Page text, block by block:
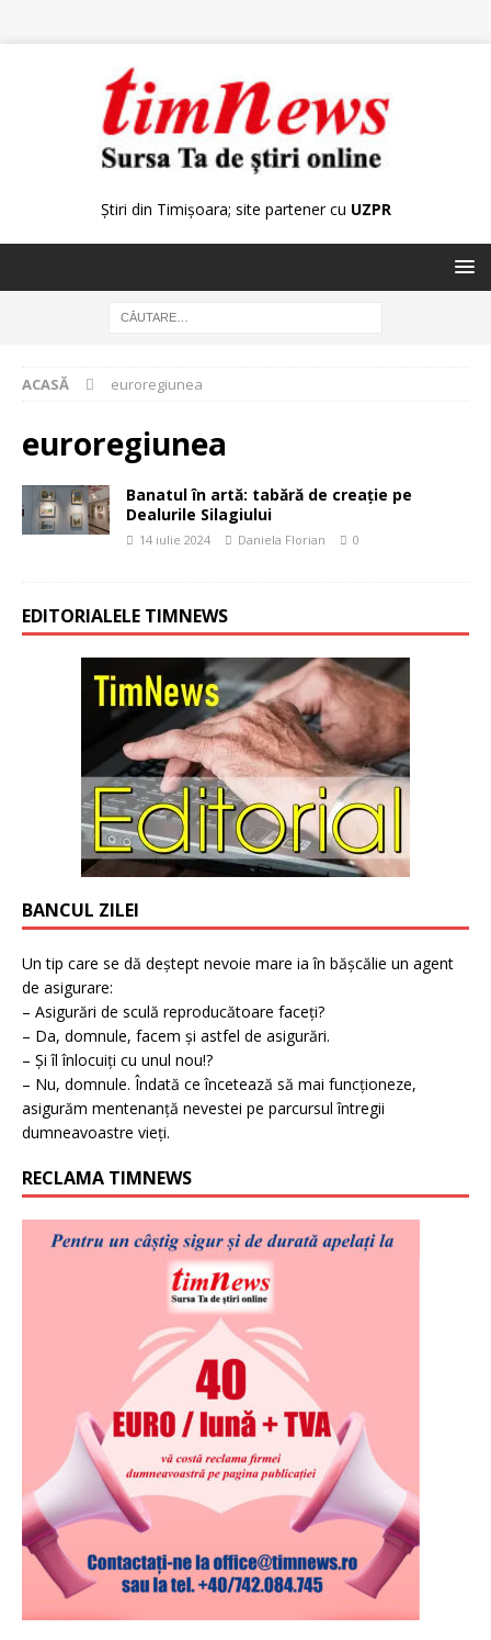
Știri din Timișoara; site partener cu UZPR
ACASĂ euroregiunea
euroregiunea
Banatul în artă: tabără de creație pe
Dealurile Silagiului
14 iulie 2024 Daniela Florian 0
EDITORIALELE TIMNEWS
BANCUL ZILEI
Un tip care se dă deștept nevoie mare ia în bășcălie un agent
de asigurare:
– Asigurări de sculă reproducătoare faceți?
– Da, domnule, facem și astfel de asigurări.
– Și îl înlocuiți cu unul nou!?
– Nu, domnule. Îndată ce încetează să mai funcționeze,
asigurăm mentenanță nevestei pe parcursul întregii
dumneavoastre vieți.
RECLAMA TIMNEWS